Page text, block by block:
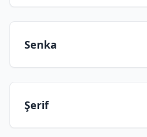
Senka
Şerif